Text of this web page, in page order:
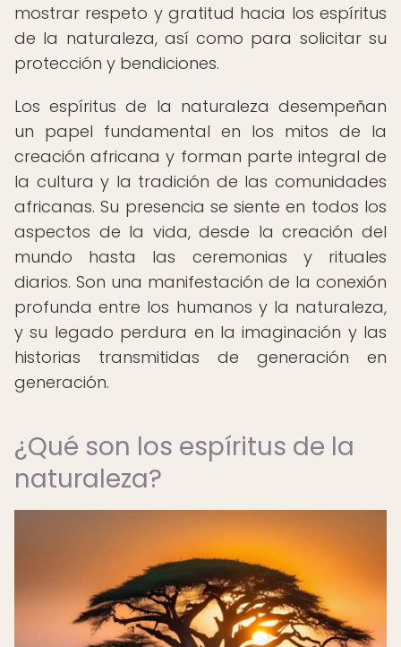
mostrar respeto y gratitud hacia los espíritus
de la naturaleza, así como para solicitar su
protección y bendiciones.
Los espíritus de la naturaleza desempeñan
un papel fundamental en los mitos de la
creación africana y forman parte integral de
la cultura y la tradición de las comunidades
africanas. Su presencia se siente en todos los
aspectos de la vida, desde la creación del
mundo hasta las ceremonias y rituales
diarios. Son una manifestación de la conexión
profunda entre los humanos y la naturaleza,
y su legado perdura en la imaginación y las
historias transmitidas de generación en
generación.
¿Qué son los espíritus de la
naturaleza?